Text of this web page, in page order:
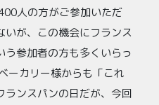
人の方がご参加いただ
いが、この機会にフランス
参加者の方も多くいらっ
ーカリー様からも「これ
ランスパンの日だが、今回